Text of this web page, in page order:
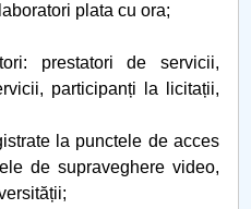
plata cu ora;
prestatori de servicii,
participanți la licitații,
la punctele de acces
de supraveghere video,